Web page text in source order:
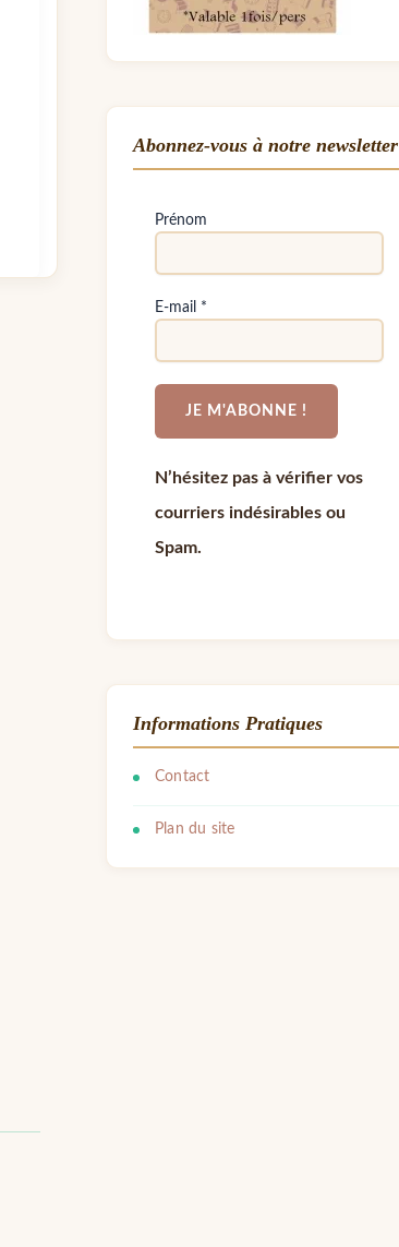
Abonnez-vous à notre newsletter
Prénom
E-mail *
N’hésitez pas à vérifier vos
courriers indésirables ou
Spam.
Informations Pratiques
Contact
Plan du site